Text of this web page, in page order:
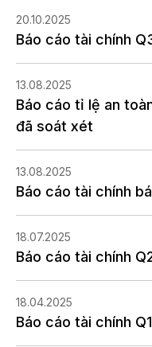
20.10.2025
Báo cáo tài chính
13.08.2025
Báo cáo tỉ lệ an
đã soát xét
13.08.2025
Báo cáo tài chính
18.07.2025
Báo cáo tài chính
18.04.2025
Báo cáo tài chính